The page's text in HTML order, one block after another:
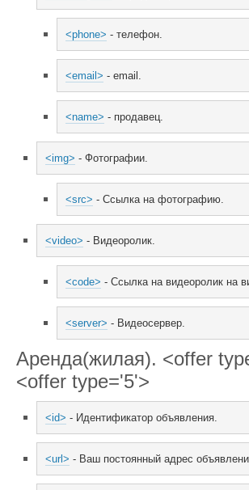
<phone> - телефон.
<email> - email.
<name> - продавец.
<img> - Фотографии.
<src> - Ссылка на фотографию.
<video> - Видеоролик.
<code> - Ссылка на видеоролик на
<server> - Видеосервер.
Аренда(жилая). <offer
<offer type='5'>
<id> - Идентификатор объявления.
<url> - Ваш постоянный адрес